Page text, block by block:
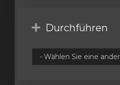
Durchführen